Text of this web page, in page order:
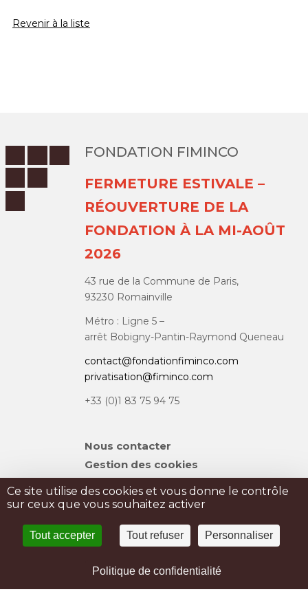
Revenir à la liste
FONDATION FIMINCO
FERMETURE ESTIVALE –
RÉOUVERTURE DE LA
FONDATION À LA MI-AOÛT
2026
43 rue de la Commune de Paris,
93230 Romainville
Métro : Ligne 5 –
arrêt Bobigny-Pantin-Raymond Queneau
contact@fondationfiminco.com
privatisation@fiminco.com
+33 (0)1 83 75 94 75
Aller
contenu
Nous contacter
Gestion des cookies
Plan du site
PRESSE
Mentions légales
Ce site utilise des cookies et vous donne le contrôle
sur ceux que vous souhaitez activer
Tout accepter Tout refuser Personnaliser
Politique de confidentialité